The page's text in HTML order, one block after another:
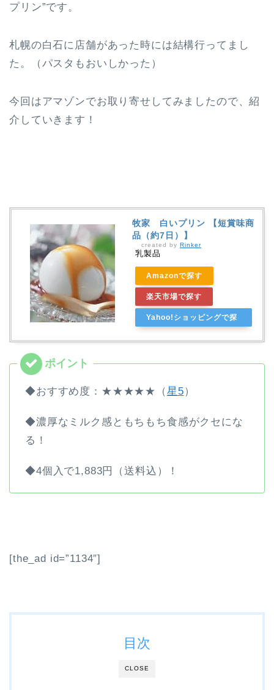
プリン”です。
札幌の白石に店舗があった時には結構行ってまし
た。（パスタもおいしかった）
今回はアマゾンでお取り寄せしてみましたので、紹
介していきます！
牧家 白いプリン 【短賞味商
品（約7日）】
created by Rinker
乳製品
Amazonで探す
楽天市場で探す
Yahoo!ショッピングで探
◆おすすめ度：★★★★★（星5）
◆濃厚なミルク感ともちもち食感がクセにな
る！
◆4個入で1,883円（送料込）！
[the_ad id=”1134″]
CLOSE
目次